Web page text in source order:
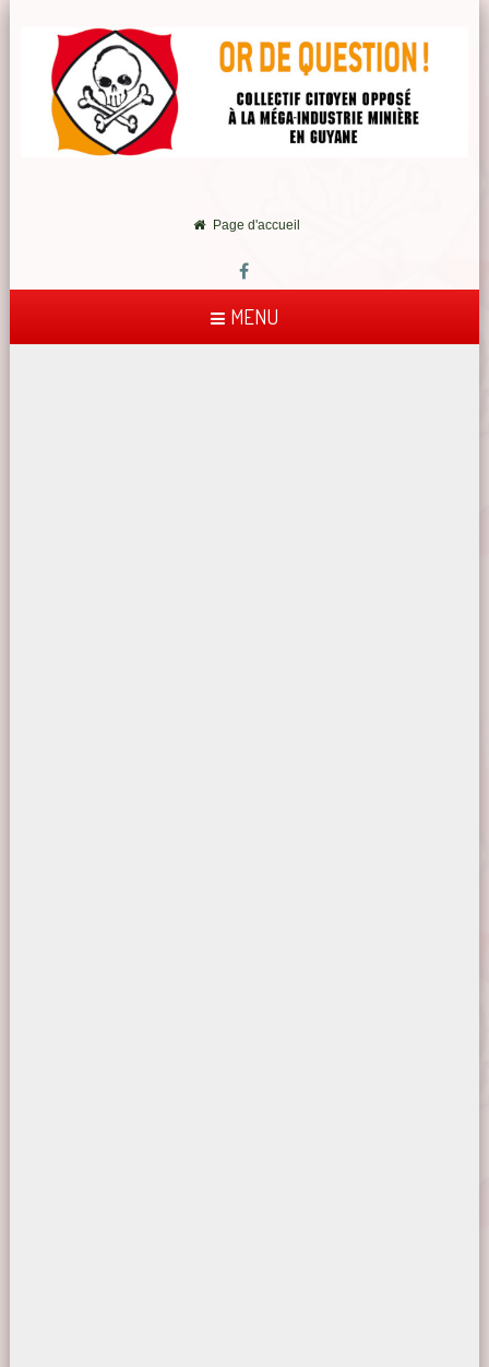
Page d'accueil
MENU